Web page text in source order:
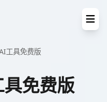
工具免费版
免费版